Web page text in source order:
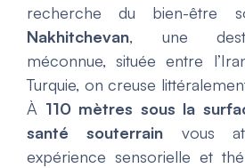
recherche du bien-être
Nakhitchevan, une
méconnue, située entre
Turquie, on creuse
À 110 mètres sous la
santé souterrain vous
expérience sensorielle et